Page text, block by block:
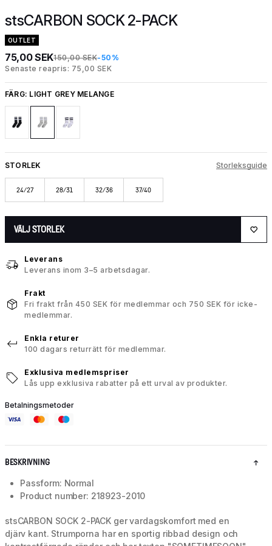
stsCARBON SOCK 2-PACK
OUTLET
75,00 SEK150,00 SEK-50%
Senaste reapris: 75,00 SEK
FÄRG: LIGHT GREY MELANGE
STORLEK Storleksguide
24/27 28/31 32/36 37/40
VÄLJ STORLEK
Leverans
Leverans inom 3–5 arbetsdagar.
Frakt
Fri frakt från 450 SEK för medlemmar och 750 SEK för icke-
medlemmar.
Enkla returer
100 dagars returrätt för medlemmar.
Exklusiva medlemspriser
Lås upp exklusiva rabatter på ett urval av produkter.
Betalningsmetoder
BESKRIVNING
Passform: Normal
Product number: 218923-2010
stsCARBON SOCK 2-PACK ger vardagskomfort med en
djärv kant. Strumporna har en sportig ribbad design och